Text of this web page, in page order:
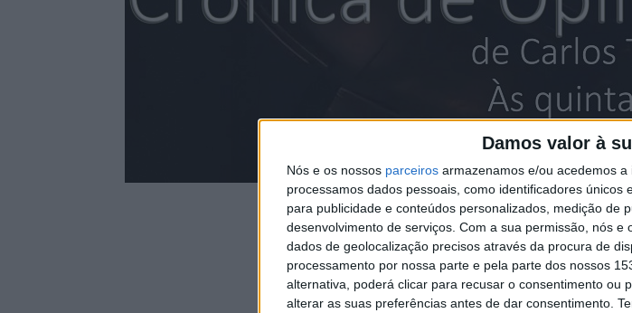
Damos valor à
Nós e os nossos parceiros armazenamos e/ou acedemos
processamos dados pessoais, como identificadores
para publicidade e conteúdos personalizados, medição de
desenvolvimento de serviços. Com a sua permissão, nós e
dados de geolocalização precisos através da procura de
processamento por nossa parte e pela parte dos nossos
alternativa, poderá clicar para recusar o consentimento ou
alterar as suas preferências antes de dar consentimento.